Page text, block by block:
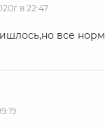
в 22:47
все норм